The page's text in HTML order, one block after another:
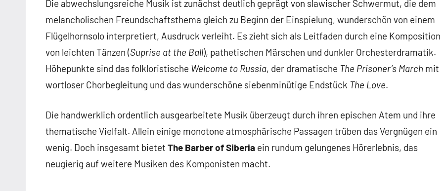
Die abwechslungsreiche Musik ist zunächst deutlich geprägt von slawischer Schwermut, die dem
melancholischen Freundschaftsthema gleich zu Beginn der Einspielung, wunderschön von einem
Flügelhornsolo interpretiert, Ausdruck verleiht. Es zieht sich als Leitfaden durch eine Komposition
von leichten Tänzen (Suprise at the Ball), pathetischen Märschen und dunkler Orchesterdramatik.
Höhepunkte sind das folkloristische Welcome to Russia, der dramatische The Prisoner’s March mit
wortloser Chorbegleitung und das wunderschöne siebenminütige Endstück The Love.
Die handwerklich ordentlich ausgearbeitete Musik überzeugt durch ihren epischen Atem und ihre
thematische Vielfalt. Allein einige monotone atmosphärische Passagen trüben das Vergnügen ein
wenig. Doch insgesamt bietet The Barber of Siberia ein rundum gelungenes Hörerlebnis, das
neugierig auf weitere Musiken des Komponisten macht.